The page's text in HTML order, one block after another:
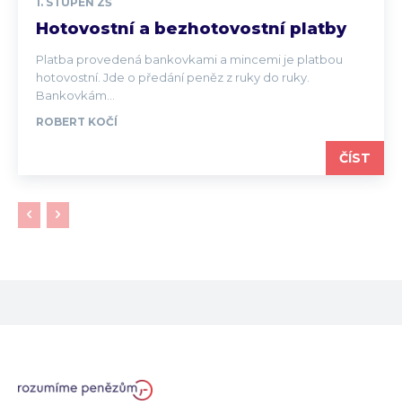
Hotovostní a bezhotovostní platby
Platba provedená bankovkami a mincemi je platbou
hotovostní. Jde o předání peněz z ruky do ruky.
Bankovkám...
ROBERT KOČÍ
ČÍST